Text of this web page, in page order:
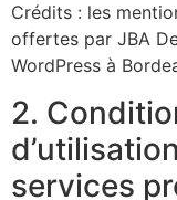
Crédits : les
offertes par JBA
WordPress à
2.
services